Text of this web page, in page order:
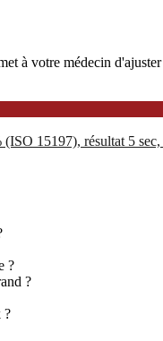
à votre médecin
15197), résultat 5
?
?
?